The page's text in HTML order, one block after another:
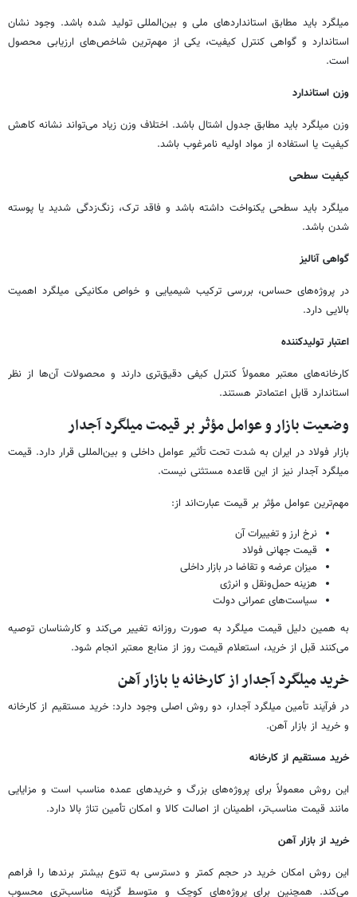
میلگرد باید مطابق استانداردهای ملی و بین‌المللی تولید شده باشد. وجود نشان
استاندارد و گواهی کنترل کیفیت، یکی از مهم‌ترین شاخص‌های ارزیابی محصول
است.
وزن استاندارد
وزن میلگرد باید مطابق جدول اشتال باشد. اختلاف وزن زیاد می‌تواند نشانه کاهش
کیفیت یا استفاده از مواد اولیه نامرغوب باشد.
کیفیت سطحی
میلگرد باید سطحی یکنواخت داشته باشد و فاقد ترک، زنگ‌زدگی شدید یا پوسته
شدن باشد.
گواهی آنالیز
در پروژه‌های حساس، بررسی ترکیب شیمیایی و خواص مکانیکی میلگرد اهمیت
بالایی دارد.
اعتبار تولیدکننده
کارخانه‌های معتبر معمولاً کنترل کیفی دقیق‌تری دارند و محصولات آن‌ها از نظر
استاندارد قابل اعتمادتر هستند.
وضعیت بازار و عوامل مؤثر بر قیمت میلگرد آجدار
بازار فولاد در ایران به شدت تحت تأثیر عوامل داخلی و بین‌المللی قرار دارد. قیمت
میلگرد آجدار نیز از این قاعده مستثنی نیست.
مهم‌ترین عوامل مؤثر بر قیمت عبارت‌اند از:
نرخ ارز و تغییرات آن
قیمت جهانی فولاد
میزان عرضه و تقاضا در بازار داخلی
هزینه حمل‌ونقل و انرژی
سیاست‌های عمرانی دولت
به همین دلیل قیمت میلگرد به صورت روزانه تغییر می‌کند و کارشناسان توصیه
می‌کنند قبل از خرید، استعلام قیمت روز از منابع معتبر انجام شود.
خرید میلگرد آجدار از کارخانه یا بازار آهن
در فرآیند تأمین میلگرد آجدار، دو روش اصلی وجود دارد: خرید مستقیم از کارخانه
و خرید از بازار آهن.
خرید مستقیم از کارخانه
این روش معمولاً برای پروژه‌های بزرگ و خریدهای عمده مناسب است و مزایایی
مانند قیمت مناسب‌تر، اطمینان از اصالت کالا و امکان تأمین تناژ بالا دارد.
خرید از بازار آهن
این روش امکان خرید در حجم کمتر و دسترسی به تنوع بیشتر برندها را فراهم
می‌کند. همچنین برای پروژه‌های کوچک و متوسط گزینه مناسب‌تری محسوب